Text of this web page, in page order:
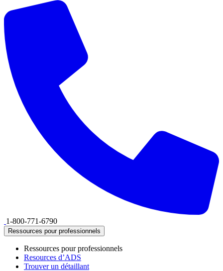
1-800-771-6790
Ressources pour professionnels
Ressources pour professionnels
Resources d’ADS
Trouver un détaillant